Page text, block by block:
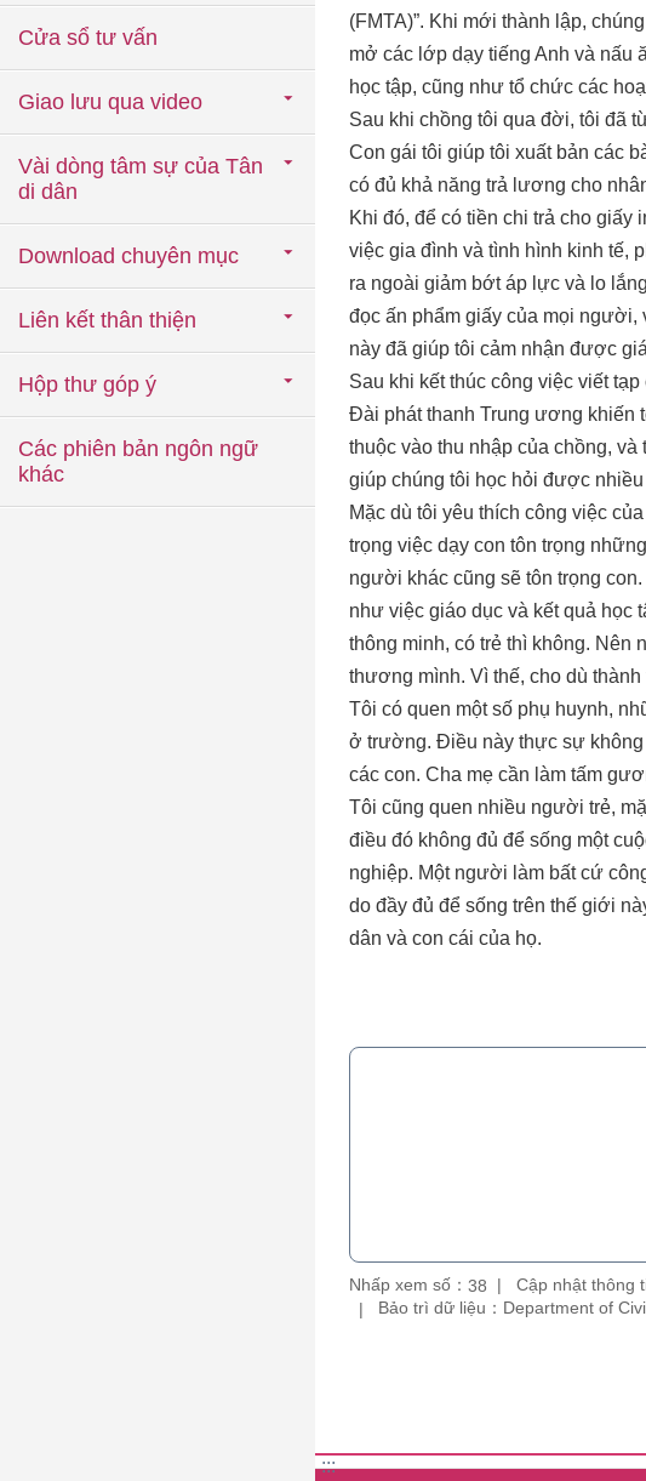
Cửa sổ tư vấn
Giao lưu qua video
Vài dòng tâm sự của Tân
di dân
Download chuyên mục
Liên kết thân thiện
Hộp thư góp ý
Các phiên bản ngôn ngữ
khác
(FMTA)”. Khi mới thành lập,
mở các lớp dạy tiếng Anh và nấu
học tập, cũng như tổ chức các
Sau khi chồng tôi qua đời, tôi đã
Con gái tôi giúp tôi xuất bản các
có đủ khả năng trả lương cho
Khi đó, để có tiền chi trả cho giấy
việc gia đình và tình hình kinh tế,
ra ngoài giảm bớt áp lực và lo
đọc ấn phẩm giấy của mọi người,
này đã giúp tôi cảm nhận được
Sau khi kết thúc công việc viết
Đài phát thanh Trung ương khiến
thuộc vào thu nhập của chồng,
giúp chúng tôi học hỏi được
Mặc dù tôi yêu thích công việc
trọng việc dạy con tôn trọng
người khác cũng sẽ tôn trọng
như việc giáo dục và kết quả học
thông minh, có trẻ thì không. Nên
thương mình. Vì thế, cho dù
Tôi có quen một số phụ huynh,
ở trường. Điều này thực sự không
các con. Cha mẹ cần làm tấm
Tôi cũng quen nhiều người trẻ,
điều đó không đủ để sống một
nghiệp. Một người làm bất cứ
do đầy đủ để sống trên thế giới
dân và con cái của họ.
Nhấp xem số： 38 Cập nhật thông
Bảo trì dữ liệu：Department of
:::